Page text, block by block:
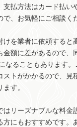
支払方法はカード払い
、お気軽にご相談く
けを業者に依頼すると
金額に差があるので、
なることもあります
ストがかかるので、見
す。
はリーズナブルな料金
方にもおすすめです。